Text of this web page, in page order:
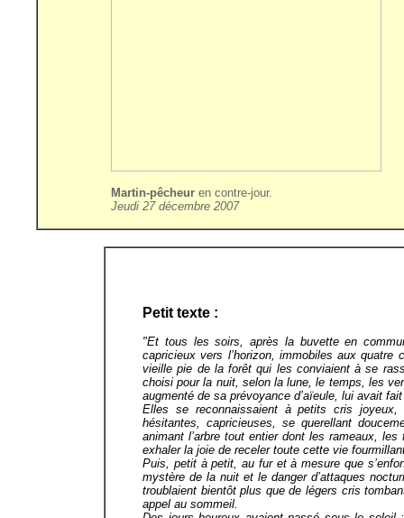
Martin-pêcheur en contre-jour.
Jeudi 27 décembre 2007
Petit texte :
"Et tous les soirs, après la buvette en
capricieux vers l’horizon, immobiles aux quatre
vieille pie de la forêt qui les conviaient à se
choisi pour la nuit, selon la lune, le temps, les
augmenté de sa prévoyance d’aïeule, lui avait
Elles se reconnaissaient à petits cris joyeux,
hésitantes, capricieuses, se querellant
animant l’arbre tout entier dont les rameaux,
exhaler la joie de receler toute cette vie
Puis, petit à petit, au fur et à mesure que
mystère de la nuit et le danger d’attaques
troublaient bientôt plus que de légers cris
appel au sommeil.